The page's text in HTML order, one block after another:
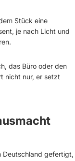
Stück eine
je nach Licht und
das Büro oder den
nicht nur, er setzt
gefertigt,